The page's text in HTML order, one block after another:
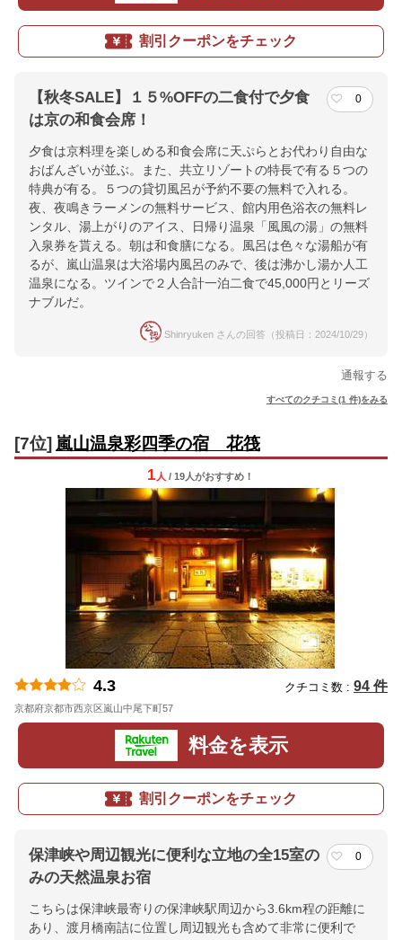
割引クーポンをチェック
【秋冬SALE】１５%OFFの二食付で夕食
は京の和食会席！
0
夕食は京料理を楽しめる和食会席に天ぷらとお代わり自由な
おばんざいが並ぶ。また、共立リゾートの特長で有る５つの
特典が有る。５つの貸切風呂が予約不要の無料で入れる。
夜、夜鳴きラーメンの無料サービス、館内用色浴衣の無料レ
ンタル、湯上がりのアイス、日帰り温泉「風風の湯」の無料
入泉券を貰える。朝は和食膳になる。風呂は色々な湯船が有
るが、嵐山温泉は大浴場内風呂のみで、後は沸かし湯か人工
温泉になる。ツインで２人合計一泊二食で45,000円とリーズ
ナブルだ。
Shinryuken さんの回答（投稿日：2024/10/29）
通報する
すべてのクチコミ(1 件)をみる
[7位] 嵐山温泉彩四季の宿 花筏
1 人 / 19人がおすすめ！
4.3 クチコミ数 : 94 件
京都府京都市西京区嵐山中尾下町57
料金を表示
割引クーポンをチェック
保津峡や周辺観光に便利な立地の全15室の
みの天然温泉お宿
0
こちらは保津峡最寄りの保津峡駅周辺から3.6km程の距離に
あり、渡月橋南詰に位置し周辺観光も含めて非常に便利で